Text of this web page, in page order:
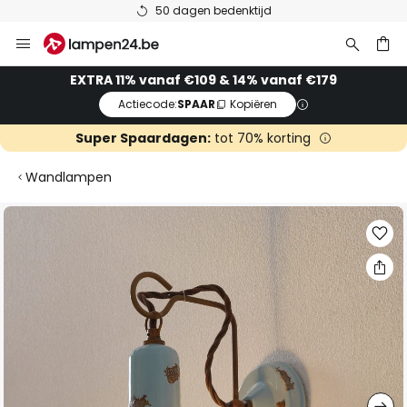
50 dagen bedenktijd
naar
EXTRA 11% vanaf €109 & 14% vanaf €179
Actiecode:SPAAR Kopiëren
Super Spaardagen: tot 70% korting
Wandlampen
Ga